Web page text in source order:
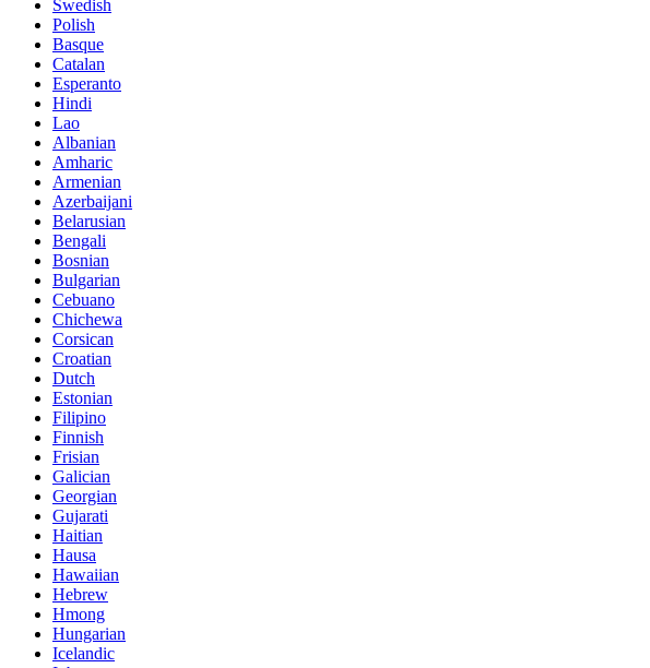
Swedish
Polish
Basque
Catalan
Esperanto
Hindi
Lao
Albanian
Amharic
Armenian
Azerbaijani
Belarusian
Bengali
Bosnian
Bulgarian
Cebuano
Chichewa
Corsican
Croatian
Dutch
Estonian
Filipino
Finnish
Frisian
Galician
Georgian
Gujarati
Haitian
Hausa
Hawaiian
Hebrew
Hmong
Hungarian
Icelandic